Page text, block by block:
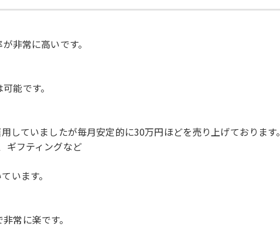
非常に高いです。
能です。
ていましたが毎月安定的に30万円ほどを売り上げております。
ギフティングなど
います。
常に楽です。